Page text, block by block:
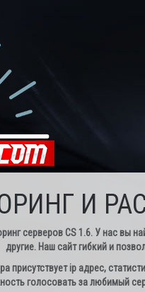
И
серверов CS 1.6. У нас вы
другие. Наш сайт гибкий и
присутствует ip адрес,
голосовать за любимый